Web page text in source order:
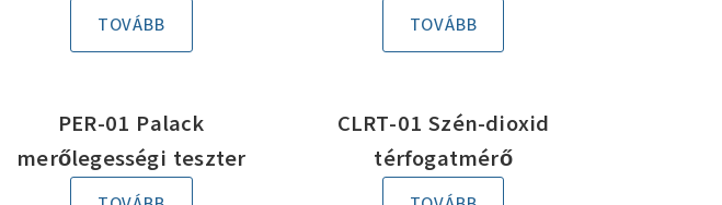
TOVÁBB TOVÁBB
PER-01 Palack
merőlegességi teszter
CLRT-01 Szén-dioxid
térfogatmérő